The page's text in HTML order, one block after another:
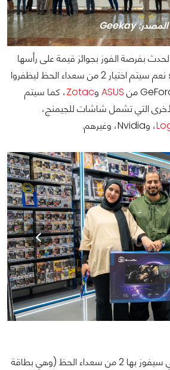
المصدر: Geekay
بفرصة الفوز بجوائز قيمة على رأسها
بطاقات Nvidia الجديدة؛ نعم سيتم اختيار 2 من سعداء الحظ ليظفروا
ASUS وZotac، كما سيتم
التي تشمل شاشات للجيمنج،
، وNvidia، وغيرهم.
بالعودة للجائزة الكبرى التي سيفوز بها 2 من سعداء الحظ (وهي بطاقة